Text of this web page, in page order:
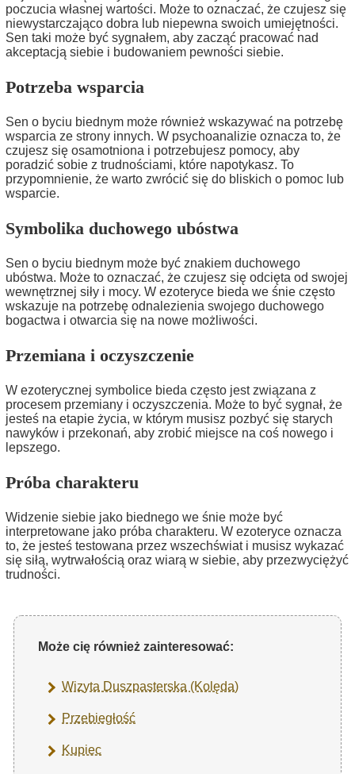
poczucia własnej wartości. Może to oznaczać, że czujesz się
niewystarczająco dobra lub niepewna swoich umiejętności.
Sen taki może być sygnałem, aby zacząć pracować nad
akceptacją siebie i budowaniem pewności siebie.
Potrzeba wsparcia
Sen o byciu biednym może również wskazywać na potrzebę
wsparcia ze strony innych. W psychoanalizie oznacza to, że
czujesz się osamotniona i potrzebujesz pomocy, aby
poradzić sobie z trudnościami, które napotykasz. To
przypomnienie, że warto zwrócić się do bliskich o pomoc lub
wsparcie.
Symbolika duchowego ubóstwa
Sen o byciu biednym może być znakiem duchowego
ubóstwa. Może to oznaczać, że czujesz się odcięta od swojej
wewnętrznej siły i mocy. W ezoteryce bieda we śnie często
wskazuje na potrzebę odnalezienia swojego duchowego
bogactwa i otwarcia się na nowe możliwości.
Przemiana i oczyszczenie
W ezoterycznej symbolice bieda często jest związana z
procesem przemiany i oczyszczenia. Może to być sygnał, że
jesteś na etapie życia, w którym musisz pozbyć się starych
nawyków i przekonań, aby zrobić miejsce na coś nowego i
lepszego.
Próba charakteru
Widzenie siebie jako biednego we śnie może być
interpretowane jako próba charakteru. W ezoteryce oznacza
to, że jesteś testowana przez wszechświat i musisz wykazać
się siłą, wytrwałością oraz wiarą w siebie, aby przezwyciężyć
trudności.
Może cię również zainteresować:
Wizyta Duszpasterska (Kolęda)
Przebiegłość
Kupiec